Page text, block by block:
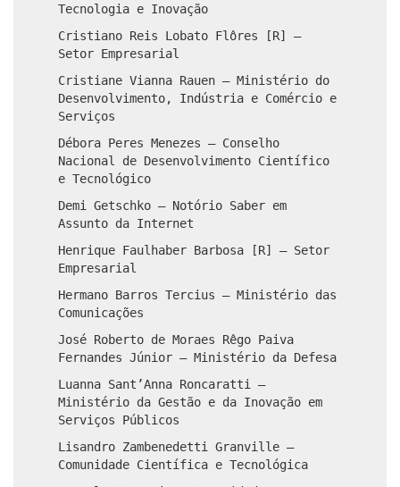
Tecnologia e Inovação
Cristiano Reis Lobato Flôres [R] –
Setor Empresarial
Cristiane Vianna Rauen – Ministério do
Desenvolvimento, Indústria e Comércio e
Serviços
Débora Peres Menezes – Conselho
Nacional de Desenvolvimento Científico
e Tecnológico
Demi Getschko – Notório Saber em
Assunto da Internet
Henrique Faulhaber Barbosa [R] – Setor
Empresarial
Hermano Barros Tercius – Ministério das
Comunicações
José Roberto de Moraes Rêgo Paiva
Fernandes Júnior – Ministério da Defesa
Luanna Sant’Anna Roncaratti –
Ministério da Gestão e da Inovação em
Serviços Públicos
Lisandro Zambenedetti Granville –
Comunidade Científica e Tecnológica